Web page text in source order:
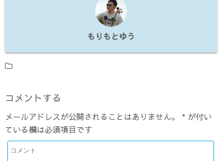
k
dI a
m
もりもとゆう
コメントする
メールアドレスが公開されることはありません。 * が付い
ている欄は必須項目です